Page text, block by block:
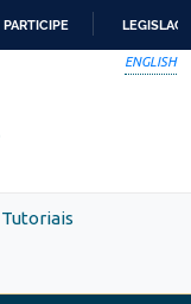
PARTICIPE
ENGLISH
Tutoriais